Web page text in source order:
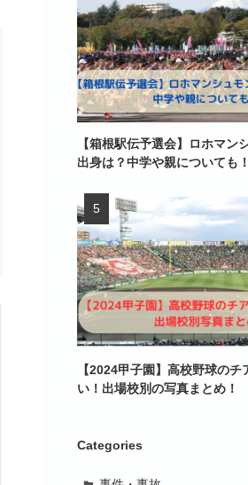
【箱根駅伝予選会】ロホマン
出身は？中学や親についても！
【2024甲子園】高校野球の
い！出場校別の写真まとめ！
Categories